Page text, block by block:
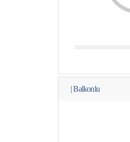
|Balkonlu